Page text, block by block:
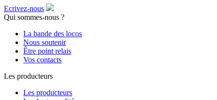
Ecrivez-nous
Qui sommes-nous ?
La bande des locos
Nous soutenir
Être point relais
Vos contacts
Les producteurs
Les producteurs